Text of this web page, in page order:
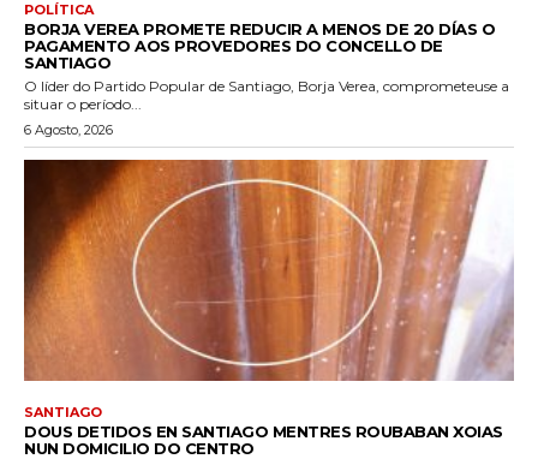
POLÍTICA
BORJA VEREA PROMETE REDUCIR A MENOS DE 20 DÍAS O
PAGAMENTO AOS PROVEDORES DO CONCELLO DE
SANTIAGO
O líder do Partido Popular de Santiago, Borja Verea, comprometeuse a
situar o período...
6 Agosto, 2026
SANTIAGO
DOUS DETIDOS EN SANTIAGO MENTRES ROUBABAN XOIAS
NUN DOMICILIO DO CENTRO